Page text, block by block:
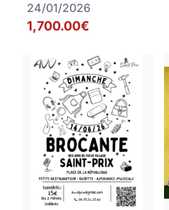
24/01/2026
1,700.00€